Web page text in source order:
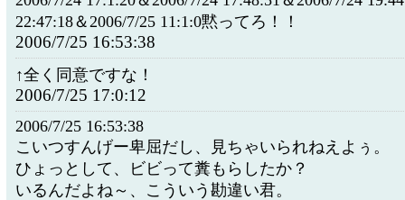
22:47:18＆2006/7/25 11:1:0黙ってろ！！
2006/7/25 16:53:38
↑全く同意ですな！
2006/7/25 17:0:12
2006/7/25 16:53:38
こいつすんげー卑屈だし、見ちゃいられねえよぅ。
ひょっとして、ビビって糞もらしたか？
いるんだよね～、こういう勘違い君。